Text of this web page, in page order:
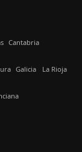
Cantabria
Galicia La Rioja